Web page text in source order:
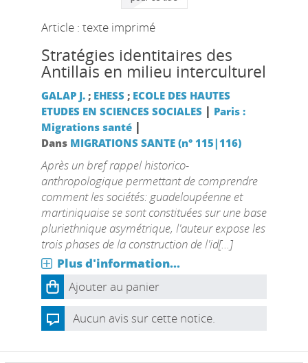
Article : texte imprimé
Stratégies identitaires des
Antillais en milieu interculturel
GALAP J.; EHESS; ECOLE DES HAUTES
ETUDES EN SCIENCES SOCIALES | Paris :
Migrations santé|
Dans MIGRATIONS SANTE (n° 115|116)
Après un bref rappel historico-
anthropologique permettant de comprendre
comment les sociétés: guadeloupéenne et
martiniquaise se sont constituées sur une base
pluriethnique asymétrique, l'auteur expose les
trois phases de la construction de l'id[...]
Plus d'information...
Ajouter au panier
Aucun avis sur cette notice.